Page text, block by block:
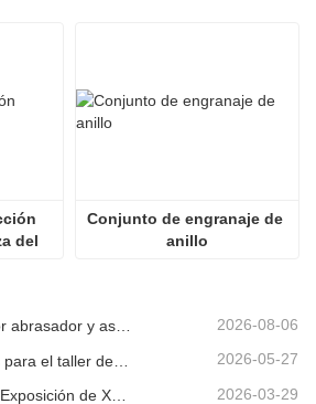
del
Conjunto de engranaje de
anillo
Combatiendo el calor abrasador y asegurando la entrega: la empresa completó con éxito la tarea de envío de accesorios para cargadoras 2026-08-06
2026-05-27
2026-03-29